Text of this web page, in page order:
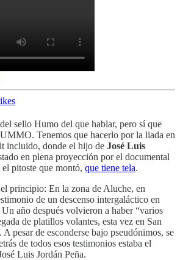
sello Humo del que hablar, pero sí que
Tenemos que hacerlo por la liada en
incluido, donde el hijo de José Luis
en plena proyección por el documental
pitoste que montó, que tiene tela.
principio: En la zona de Aluche, en
de un descenso intergaláctico en
año después volvieron a haber “varios
de platillos volantes, esta vez en San
A pesar de esconderse bajo pseudónimos, se
de todos esos testimonios estaba el
Luis Jordán Peña.